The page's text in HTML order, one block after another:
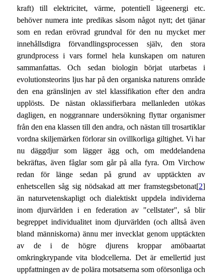
kraft) till elektricitet, värme, potentiell lägeenergi etc.
behöver numera inte predikas såsom något nytt; det tjänar
som en redan erövrad grundval för den nu mycket mer
innehållsdigra förvandlingsprocessen själv, den stora
grundprocess i vars formel hela kunskapen om naturen
sammanfattas. Och sedan biologin börjat utarbetas i
evolutionsteorins ljus har på den organiska naturens område
den ena gränslinjen av stel klassifikation efter den andra
upplösts. De nästan oklassifierbara mellanleden utökas
dagligen, en noggrannare undersökning flyttar organismer
från den ena klassen till den andra, och nästan till trosartiklar
vordna skiljemärken förlorar sin ovillkorliga giltighet. Vi har
nu däggdjur som lägger ägg och, om meddelandena
bekräftas, även fåglar som går på alla fyra. Om Virchow
redan för länge sedan på grund av upptäckten av
enhetscellen såg sig nödsakad att mer framstegsbetonat[2]
än naturvetenskapligt och dialektiskt uppdela individerna
inom djurvärlden i en federation av "cellstater", så blir
begreppet individualitet inom djurvärlden (och alltså även
bland människorna) ännu mer invecklat genom upptäckten
av de i de högre djurens kroppar amöbaartat
omkringkrypande vita blodcellerna. Det är emellertid just
uppfattningen av de polära motsatserna som oförsonliga och